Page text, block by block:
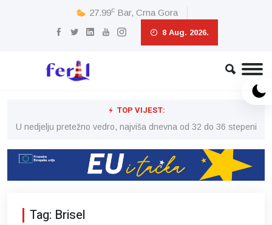
27.99c Bar, Crna Gora
8 Aug. 2026.
TOP VIJEST:
U nedjelju pretežno vedro, najviša dnevna od 32 do 36 stepeni
Tag: Brisel